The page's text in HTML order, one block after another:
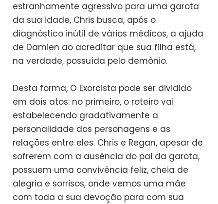
estranhamente agressivo para uma garota
da sua idade, Chris busca, após o
diagnóstico inútil de vários médicos, a ajuda
de Damien ao acreditar que sua filha está,
na verdade, possuída pelo demônio.
Desta forma, O Exorcista pode ser dividido
em dois atos: no primeiro, o roteiro vai
estabelecendo gradativamente a
personalidade dos personagens e as
relações entre eles. Chris e Regan, apesar de
sofrerem com a ausência do pai da garota,
possuem uma convivência feliz, cheia de
alegria e sorrisos, onde vemos uma mãe
com toda a sua devoção para com sua